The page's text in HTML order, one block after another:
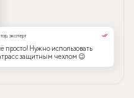
эксперт
просто! Нужно использовать
с защитным чехлом 😉